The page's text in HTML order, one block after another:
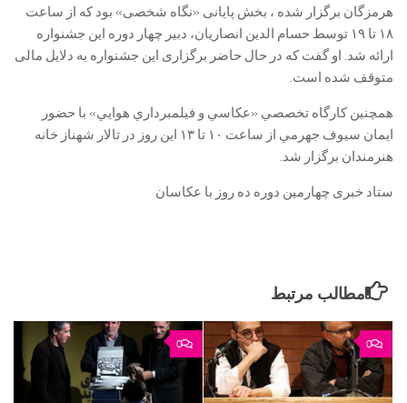
هرمزگان برگزار شده ، بخش پایانی «نگاه شخصی» بود که از ساعت
۱۸ تا ۱۹ توسط حسام الدین انصاریان، دبیر چهار دوره این جشنواره
ارائه شد. او گفت که در حال حاضر برگزاری این جشنواره به دلایل مالی
متوقف شده است.
همچنین کارگاه تخصصي «عکاسي و فيلمبرداري هوايي» با حضور
ايمان سيوف جهرمي از ساعت ۱۰ تا ۱۳ این روز در تالار شهناز خانه
هنرمندان برگزار شد.
ستاد خبری چهارمین دوره ده روز با عکاسان
مطالب مرتبط
0 0